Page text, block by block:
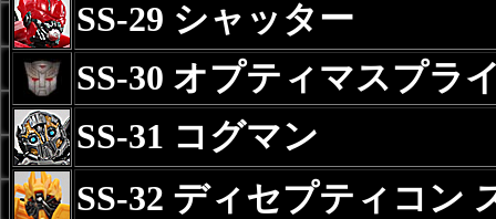
SS-29 シャッター
SS-30 オプティマスプラ
SS-31 コグマン
SS-32 ディセプティコン